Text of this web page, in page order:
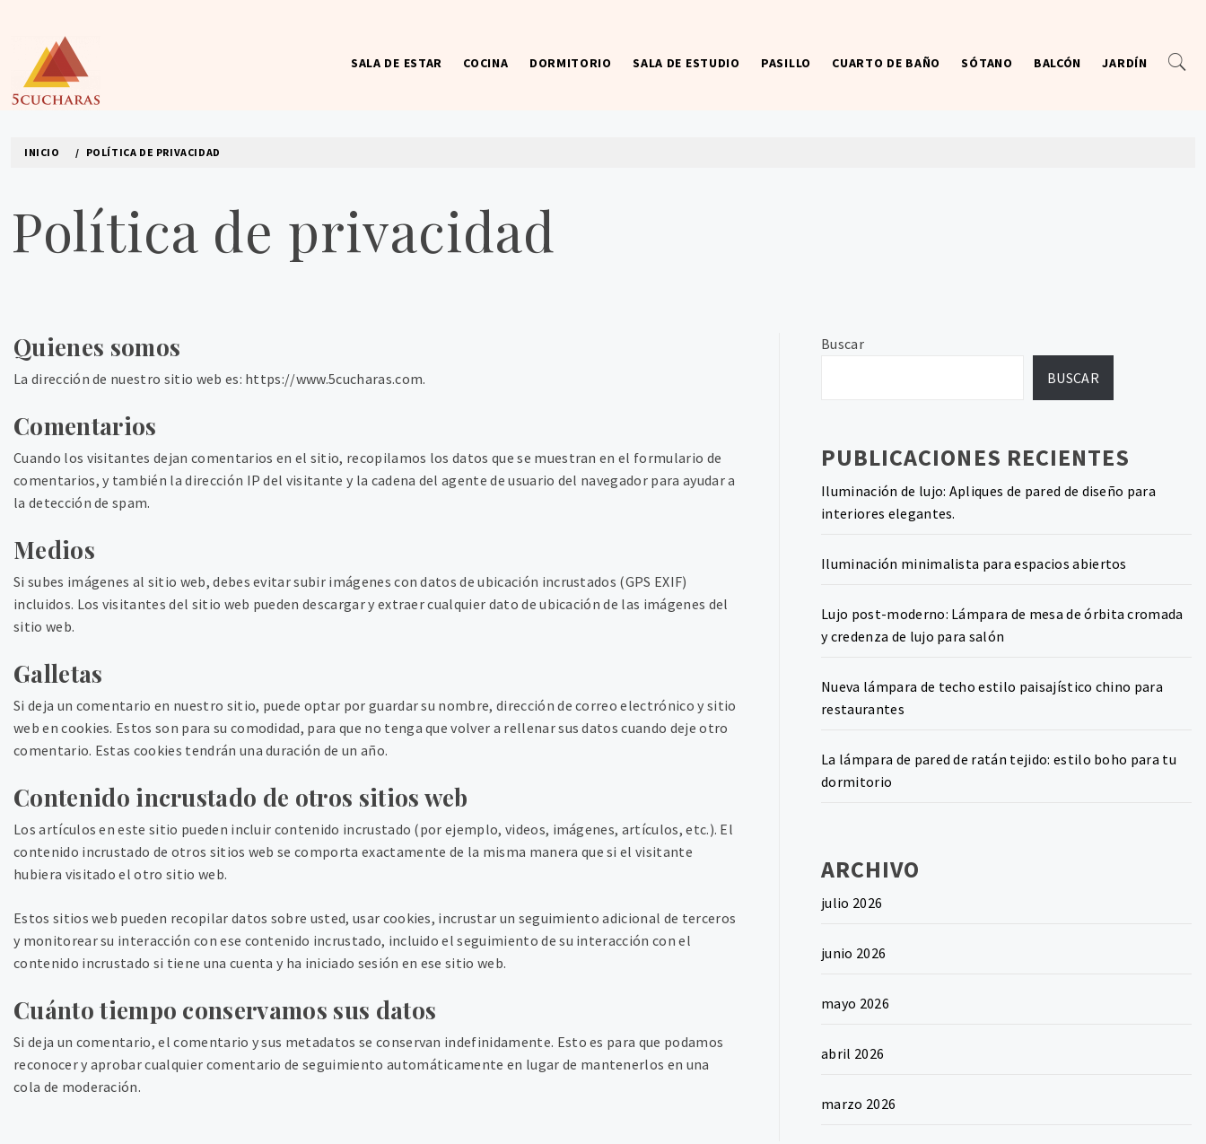
contenido
SALA DE ESTAR COCINA DORMITORIO SALA DE ESTUDIO PASILLO CUARTO DE BAÑO SÓTANO BALCÓN JARDÍN
INICIO POLÍTICA DE PRIVACIDAD
Política de privacidad
Quienes somos
La dirección de nuestro sitio web es: https://www.5cucharas.com.
Comentarios
Cuando los visitantes dejan comentarios en el sitio, recopilamos los datos que se muestran en el formulario de
comentarios, y también la dirección IP del visitante y la cadena del agente de usuario del navegador para ayudar a
la detección de spam.
Medios
Si subes imágenes al sitio web, debes evitar subir imágenes con datos de ubicación incrustados (GPS EXIF)
incluidos. Los visitantes del sitio web pueden descargar y extraer cualquier dato de ubicación de las imágenes del
sitio web.
Galletas
Si deja un comentario en nuestro sitio, puede optar por guardar su nombre, dirección de correo electrónico y sitio
web en cookies. Estos son para su comodidad, para que no tenga que volver a rellenar sus datos cuando deje otro
comentario. Estas cookies tendrán una duración de un año.
Contenido incrustado de otros sitios web
Los artículos en este sitio pueden incluir contenido incrustado (por ejemplo, videos, imágenes, artículos, etc.). El
contenido incrustado de otros sitios web se comporta exactamente de la misma manera que si el visitante
hubiera visitado el otro sitio web.
Estos sitios web pueden recopilar datos sobre usted, usar cookies, incrustar un seguimiento adicional de terceros
y monitorear su interacción con ese contenido incrustado, incluido el seguimiento de su interacción con el
contenido incrustado si tiene una cuenta y ha iniciado sesión en ese sitio web.
Cuánto tiempo conservamos sus datos
Si deja un comentario, el comentario y sus metadatos se conservan indefinidamente. Esto es para que podamos
reconocer y aprobar cualquier comentario de seguimiento automáticamente en lugar de mantenerlos en una
cola de moderación.
Buscar
BUSCAR
PUBLICACIONES RECIENTES
Iluminación de lujo: Apliques de pared de diseño para
interiores elegantes.
Iluminación minimalista para espacios abiertos
Lujo post-moderno: Lámpara de mesa de órbita cromada
y credenza de lujo para salón
Nueva lámpara de techo estilo paisajístico chino para
restaurantes
La lámpara de pared de ratán tejido: estilo boho para tu
dormitorio
ARCHIVO
julio 2026
junio 2026
mayo 2026
abril 2026
marzo 2026